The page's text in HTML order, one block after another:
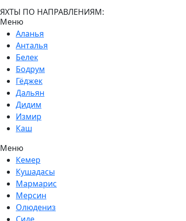
ЯХТЫ ПО НАПРАВЛЕНИЯМ:
Меню
Аланья
Анталья
Белек
Бодрум
Гёджек
Дальян
Дидим
Измир
Каш
Меню
Кемер
Кушадасы
Мармарис
Мерсин
Олюдениз